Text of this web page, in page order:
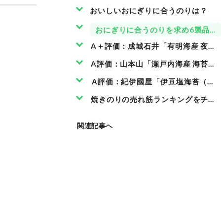
おいしいおにぎりに合うのりは？
おにぎりに合うのりを求め6製品を
A＋評価：成城石井「有明海産 夜
A評価：山本山「瀬戸内海産 海苔（
A評価：紀伊國屋「伊豆塩海苔（56
焼きのりの売れ筋ランキングをチェ
関連記事へ